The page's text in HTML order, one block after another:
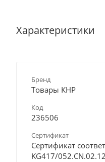
Характеристики
Бренд
Товары КНР
Код
236506
Сертификат
Сертификат
KG417/